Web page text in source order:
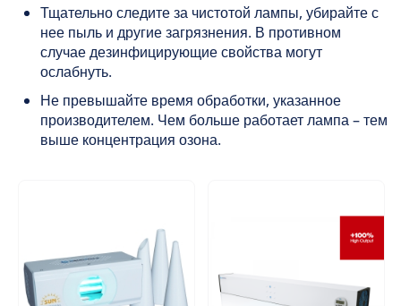
Тщательно следите за чистотой лампы, убирайте с
нее пыль и другие загрязнения. В противном
случае дезинфицирующие свойства могут
ослабнуть.
Не превышайте время обработки, указанное
производителем. Чем больше работает лампа – тем
выше концентрация озона.